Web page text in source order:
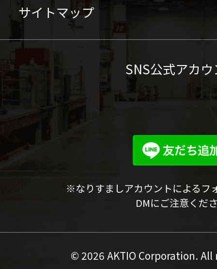
サイトマップ
SNS公式アカ
※なりすましアカウントによるフ
DMにご注意くだ
© 2026 AKTIO Corporation.